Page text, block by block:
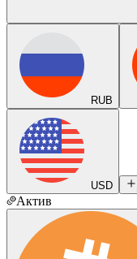
RUB
USD
Актив